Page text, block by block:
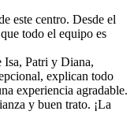
este centro. Desde el
todo el equipo es
Isa, Patri y Diana,
explican todo
experiencia agradable.
y buen trato. ¡La